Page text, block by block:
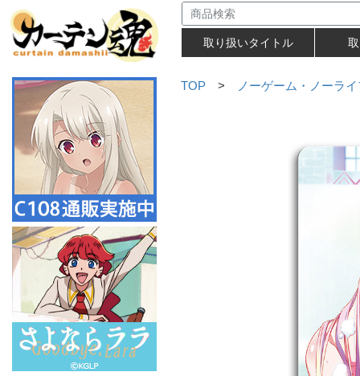
取り扱いタイトル
TOP > ノーゲーム・ノーラ